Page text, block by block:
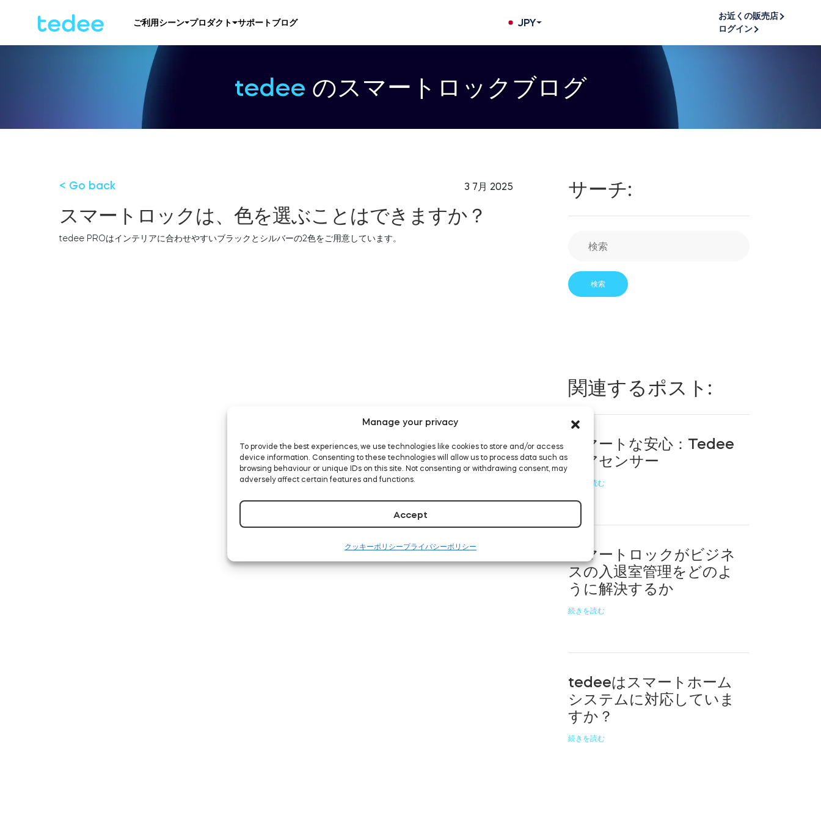
Manage your privacy
To provide the best experiences, we use technologies like cookies to store and/or access
device information. Consenting to these technologies will allow us to process data such as
browsing behaviour or unique IDs on this site. Not consenting or withdrawing consent, may
adversely affect certain features and functions.
Accept
クッキーポリシープライバシーポリシー
ご利用シーン プロダクト サポート ブログ JPY
お近くの販売店
ログイン
tedee のスマートロックブログ
< Go back 3 7月 2025
スマートロックは、色を選ぶことはできますか？
tedee PROはインテリアに合わせやすいブラックとシルバーの2色をご用意しています。
サーチ:
関連するポスト:
スマートな安心：Tedee
ドアセンサー
続きを読む
スマートロックがビジネ
スの入退室管理をどのよ
うに解決するか
続きを読む
tedeeはスマートホーム
システムに対応していま
すか？
続きを読む